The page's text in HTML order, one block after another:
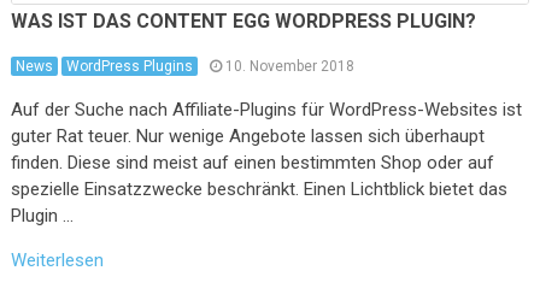
WAS IST DAS CONTENT EGG WORDPRESS PLUGIN?
News WordPress Plugins 10. November 2018
Auf der Suche nach Affiliate-Plugins für WordPress-Websites ist
guter Rat teuer. Nur wenige Angebote lassen sich überhaupt
finden. Diese sind meist auf einen bestimmten Shop oder auf
spezielle Einsatzzwecke beschränkt. Einen Lichtblick bietet das
Plugin …
Weiterlesen